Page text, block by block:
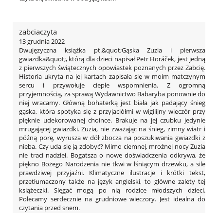
zabciaczyta
13 grudnia 2022
Dwujęzyczna książka pt.&quot;Gąska Zuzia i pierwsza
gwiazdka&quot;, którą dla dzieci napisał Petr Horáček, jest jedną
z pierwszych świątecznych opowiastek poznanych przez Żabcię.
Historia ukryta na jej kartach zapisała się w moim matczynym
sercu i przywołuje ciepłe wspomnienia. Z ogromną
przyjemnością, za sprawą Wydawnictwo Babaryba ponownie do
niej wracamy. Główną bohaterką jest biała jak padający śnieg
gąska, która spotyka się z przyjaciółmi w wigilijny wieczór przy
pięknie udekorowanej choince. Brakuje na jej czubku jedynie
mrugającej gwiazdki. Zuzia, nie zważając na śnieg, zimny wiatr i
późną porę, wyrusza w dół zbocza na poszukiwania gwiazdki z
nieba. Czy uda się ją zdobyć? Mimo ciemnej, mroźnej nocy Zuzia
nie traci nadziei. Bogatsza o nowe doświadczenia odkrywa, że
piękno Bożego Narodzenia nie tkwi w lśniącym drzewku, a sile
prawdziwej przyjaźni. Klimatyczne ilustracje i krótki tekst,
przetłumaczony także na język angielski, to główne zalety tej
książeczki. Sięgać mogą po nią rodzice młodszych dzieci.
Polecamy serdecznie na grudniowe wieczory. Jest idealna do
czytania przed snem.